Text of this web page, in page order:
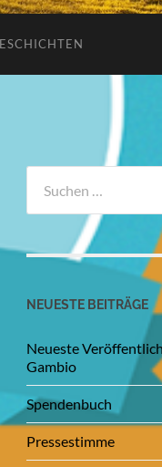
nach:
NEUESTE BEITRÄGE
Neueste
Gambio
Spendenbuch
Pressestimme